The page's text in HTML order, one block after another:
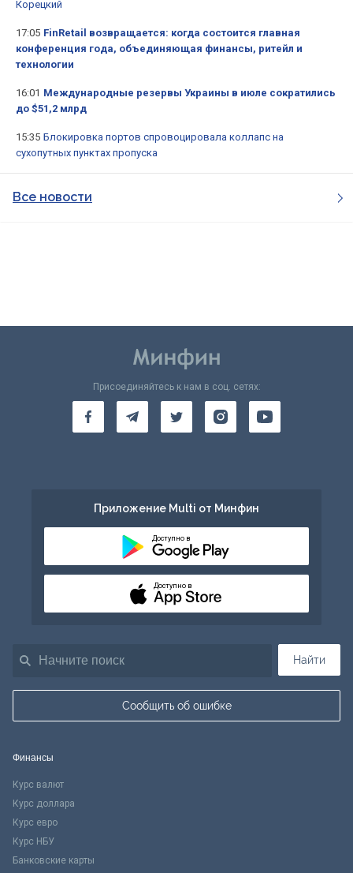
Корецкий
17:05 FinRetail возвращается: когда состоится главная
конференция года, объединяющая финансы, ритейл и
технологии
16:01 Международные резервы Украины в июле сократились
до $51,2 млрд
15:35 Блокировка портов спровоцировала коллапс на
сухопутных пунктах пропуска
Все новости
Найти
Сообщить об ошибке
Присоединяйтесь к нам в соц. сетях:
Приложение Multi от Минфин
Доступно в
Доступно в
Финансы
Курс валют
Курс доллара
Курс евро
Курс НБУ
Банковские карты